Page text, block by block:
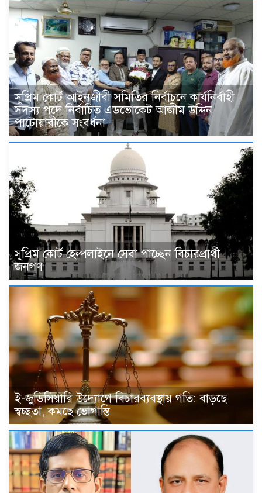
সুপ্রিম কোর্ট আইনজীবী সমিতির নির্বাচনে কার্যনির্বাহী
সদস্য পদে নির্বাচিত এডভোকেট আজীম উদ্দিন
পাটোয়ারীকে সংবর্ধনা
সুপ্রিম কোর্ট হেল্পলাইনে সেবা পাচ্ছেন বিচারপ্রার্থী
জনগণ
ই-জুডিসিয়ারি উদ্যোগে বিচারব্যবস্থায় গতি: বাড়ছে
স্বচ্ছতা, কমছে ভোগান্তি